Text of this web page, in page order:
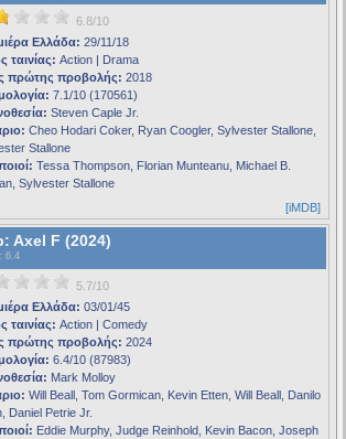
6.8/10
Ελλάδα: 29/11/18
ταινίας: Action | Drama
πρώτης προβολής: 2018
7.1/10 (170561)
Steven Caple Jr.
Cheo Hodari Coker, Ryan Coogler, Sylvester Stallone,
Stallone
Tessa Thompson, Florian Munteanu, Michael B.
Sylvester Stallone
[iMDB]
Axel F (2024)
: 6.4
5.7/10
Ελλάδα: 03/01/45
ταινίας: Action | Comedy
πρώτης προβολής: 2024
6.4/10 (87983)
Mark Molloy
Will Beall, Tom Gormican, Kevin Etten, Will Beall, Danilo
Daniel Petrie Jr.
Eddie Murphy, Judge Reinhold, Kevin Bacon, Joseph